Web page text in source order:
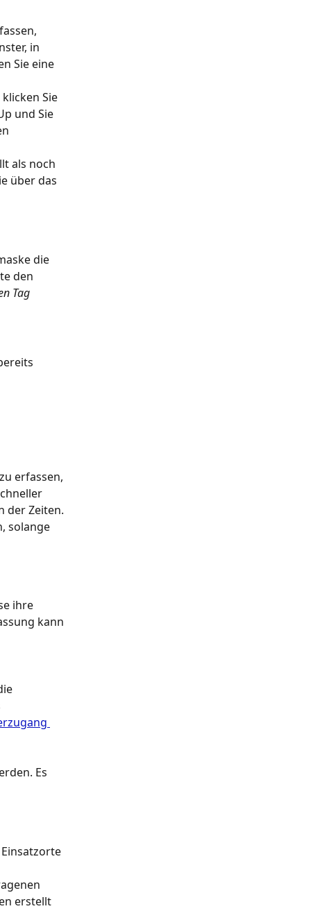
in
Sie eine
Sie
und Sie
als noch
über das
die
den
Tag
erfassen,
der Zeiten.
solange
ihre
kann
Es
erstellt